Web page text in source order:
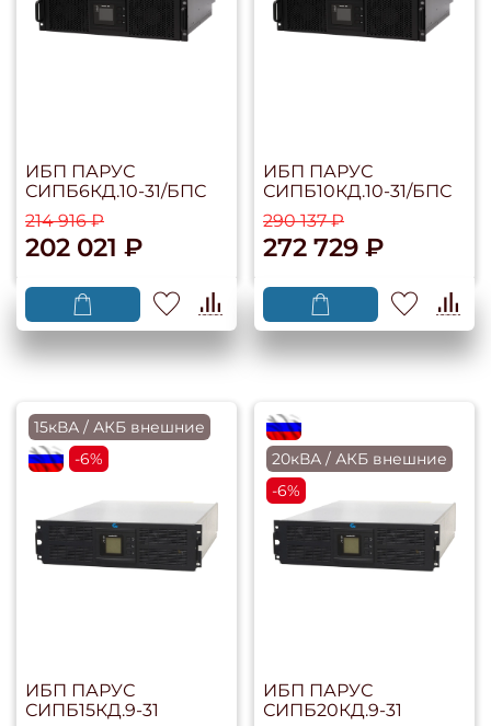
ИБП ПАРУС
СИПБ6КД.10-31/БПС
214 916 ₽
202 021 ₽
ИБП ПАРУС
СИПБ10КД.10-31/БПС
290 137 ₽
272 729 ₽
15кВА / АКБ внешние
flagRU-6%
ИБП ПАРУС
СИПБ15КД.9-31
flagRU
20кВА / АКБ внешние
-6%
ИБП ПАРУС
СИПБ20КД.9-31